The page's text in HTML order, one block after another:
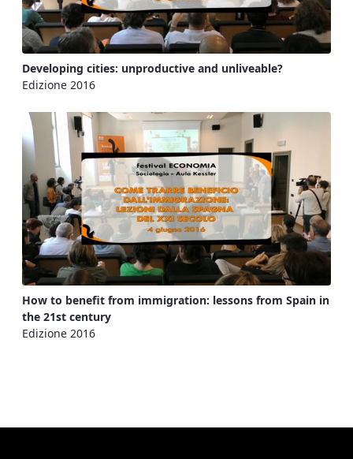
Developing cities: unproductive and unliveable?
Edizione 2016
How to benefit from immigration: lessons from Spain in
the 21st century
Edizione 2016